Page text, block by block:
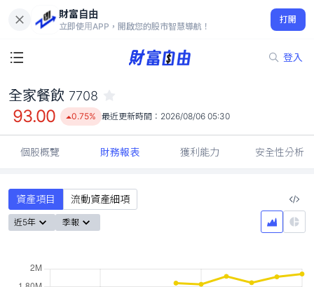
財富自由
立即使用APP，開啟您的股市智慧導航！
打開
登入
93.00
0.75%
全家餐飲 7708
93.00 0.75% 最近更新時間： 2026/08/06 05:30
個股概覽 財務報表 獲利能力 安全性分析
資產項目 流動資產細項
近5年 季報